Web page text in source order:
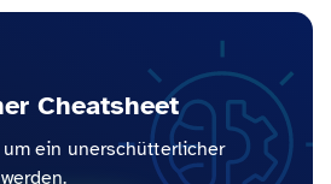
Cheatsheet
ein unerschütterlicher